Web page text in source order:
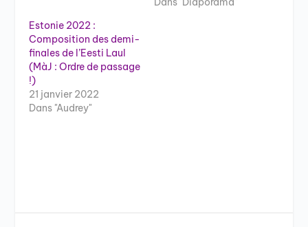
Estonie 2022 :
Composition des demi-
finales de l’Eesti Laul
(MàJ : Ordre de passage
!)
21 janvier 2022
Dans "Audrey"